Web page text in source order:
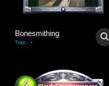
Bonesmithing
Trait : -